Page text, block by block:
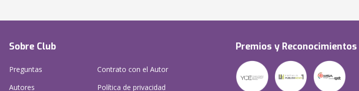
Sobre Club
Preguntas
Autores
Contrato con el Autor
Política de privacidad
Premios y Reconocimientos